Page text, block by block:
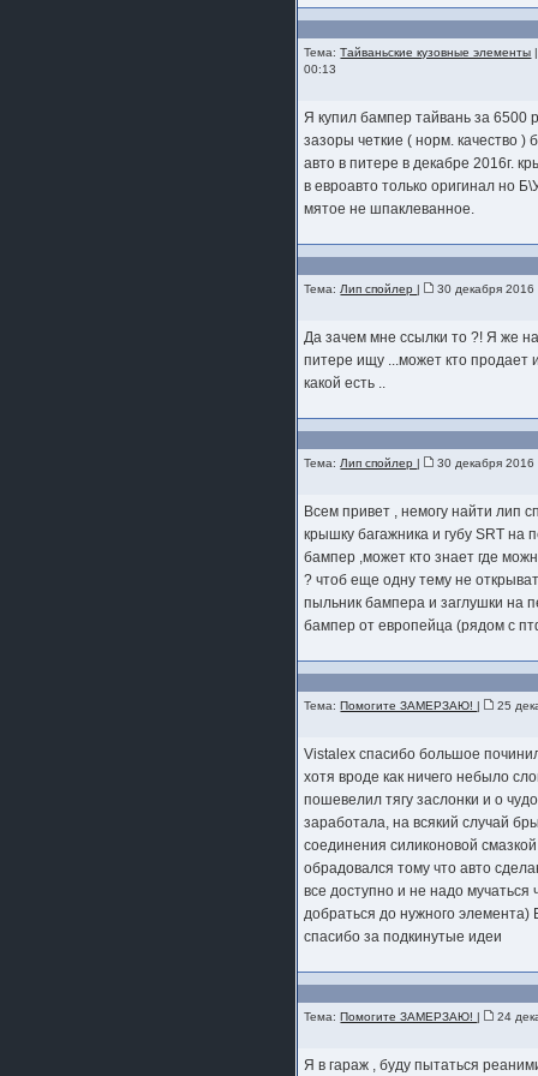
Тема:Тайваньские кузовные элементы
00:13
Я купил бампер тайвань за 6500
зазоры четкие ( норм. качество )
авто в питере в декабре 2016г.
в евроавто только оригинал но
мятое не шпаклеванное.
Тема: Лип спойлер | 30 декабря
Да зачем мне ссылки то ?! Я же
питере ищу ...может кто продает
какой есть ..
Тема: Лип спойлер | 30 декабря
Всем привет , немогу найти лип
крышку багажника и губу SRT на
бампер ,может кто знает где
? чтоб еще одну тему не
пыльник бампера и заглушки на
бампер от европейца (рядом с
Тема:Помогите ЗАМЕРЗАЮ! | 25
Vistalex спасибо большое
хотя вроде как ничего небыло
пошевелил тягу заслонки и о
заработала, на всякий случай
соединения силиконовой
обрадовался тому что авто
все доступно и не надо мучаться
добраться до нужного
спасибо за подкинутые идеи
Тема:Помогите ЗАМЕРЗАЮ! | 24
Я в гараж , буду пытаться